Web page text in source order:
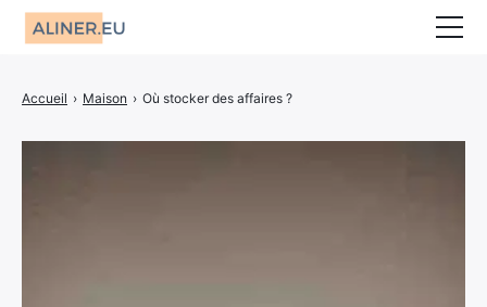
Accueil › Maison › Où stocker des affaires ?